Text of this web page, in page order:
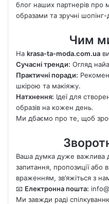
блог наших партнерів про
образами та зручні шопінг-
Чим
На krasa-ta-moda.com.ua
Сучасні тренди: Огляд
Практичні поради:
шкірою та макіяжу.
Натхнення: Ідеї для
образів на кожен день.
Ми дбаємо про те, щоб
Ваша думка дуже важлива
запитання, пропозиції або
враженням, зв’яжіться з
📧 Електронна пошта:
Ми завжди раді